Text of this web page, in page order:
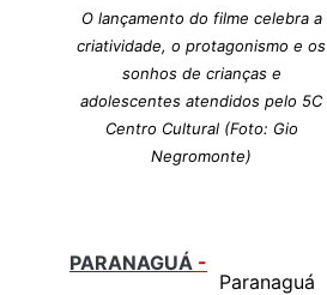
O lançamento do filme celebra a
criatividade, o protagonismo e os
sonhos de crianças e
adolescentes atendidos pelo 5C
Centro Cultural (Foto: Gio
Negromonte)
PARANAGUÁ -
Paranaguá